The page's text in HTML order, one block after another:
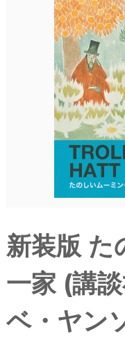
新装版 た
一家 (講
ベ・ヤン